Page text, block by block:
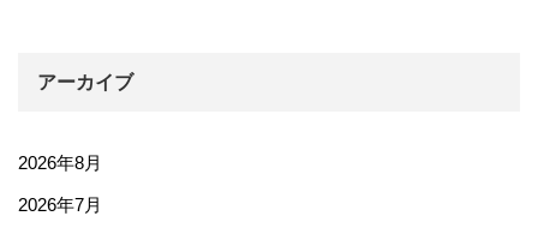
アーカイブ
2026年8月
2026年7月